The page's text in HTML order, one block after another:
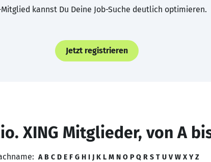
kannst Du Deine Job-Suche deutlich optimieren.
Jetzt registrieren
XING Mitglieder, von A
A B C D E F G H I J K L M N O P Q R S T U V W X Y Z